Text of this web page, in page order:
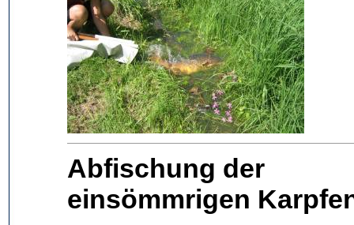
Abfischung der
einsömmrigen